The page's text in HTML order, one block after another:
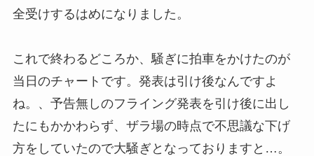
全受けするはめになりました。
これで終わるどころか、騒ぎに拍車をかけたのが
当日のチャートです。発表は引け後なんですよ
ね。、予告無しのフライング発表を引け後に出し
たにもかかわらず、ザラ場の時点で不思議な下げ
方をしていたので大騒ぎとなっておりますと…。